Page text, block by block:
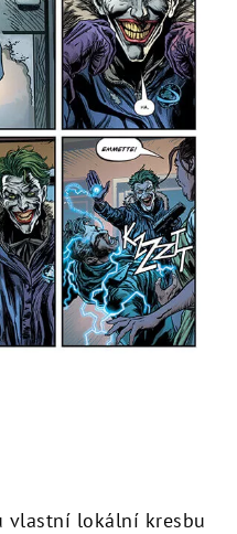
vlastní lokální kresbu